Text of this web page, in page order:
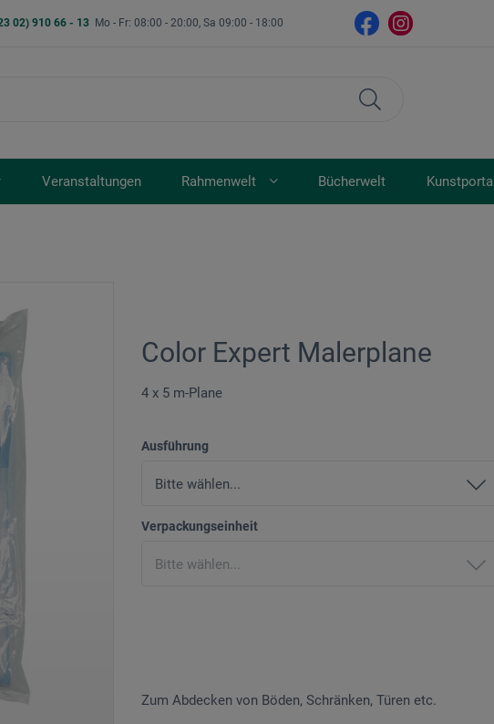
02) 910 66 - 13 Mo - Fr: 08:00 - 20:00, Sa 09:00 - 18:00
Veranstaltungen Rahmenwelt Bücherwelt Kunstportal
Color Expert Malerplane
4 x 5 m-Plane
Ausführung
Verpackungseinheit
Zum Abdecken von Böden, Schränken, Türen etc.